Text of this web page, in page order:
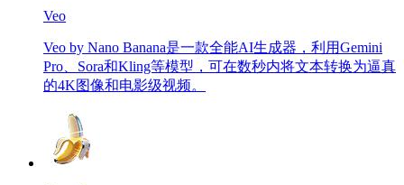
Veo
Veo by Nano Banana是一款全能AI生成器，利用Gemini
Pro、Sora和Kling等模型，可在数秒内将文本转换为逼真
的4K图像和电影级视频。